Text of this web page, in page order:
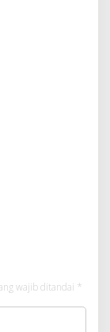
wajib ditandai *